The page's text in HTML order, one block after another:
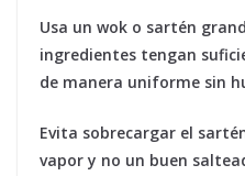
Usa un wok o sartén
ingredientes tengan
de manera uniforme sin
Evita sobrecargar el
vapor y no un buen